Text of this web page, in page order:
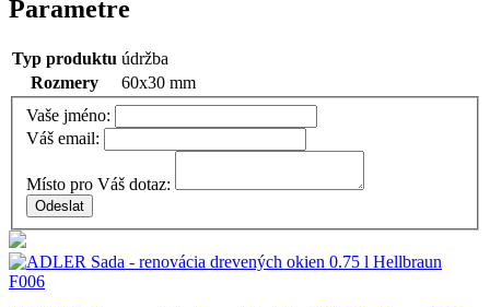
Parametre
Typ produktu údržba
Rozmery
60x30 mm
Vaše jméno:
Váš email:
Místo pro Váš dotaz: